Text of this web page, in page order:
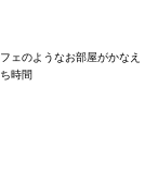
ェのようなお部屋がかなえ
時間